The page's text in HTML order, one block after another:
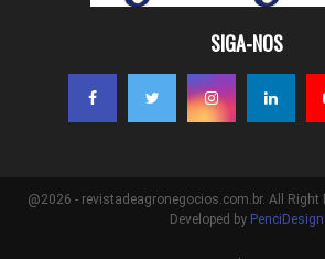
SIGA-NOS
@2026 - revistadeagronegocios.com.br. All Right
Developed by PenciDesign